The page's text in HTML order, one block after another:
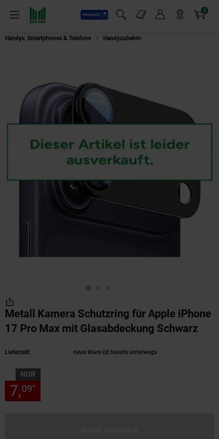
Menü
Payback
Suchfeld einblenden
Markt-Angebote 0
Artikel
Handys, Smartphones & Telefone Handyzubehör
Metall Kamera Schutzring für Apple iPhone
17 Pro Max mit Glasabdeckung Schwarz
Lieferzeit: neue Ware ist bereits unterwegs
NUR
7,09*